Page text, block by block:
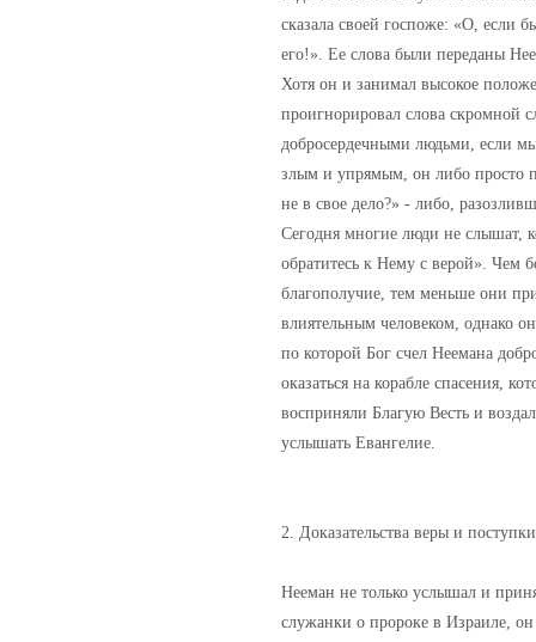
сказала своей госпоже: «О, если
его!». Ее слова были переданы
Хотя он и занимал высокое
проигнорировал слова скромной
добросердечными людьми, если
злым и упрямым, он либо просто
не в свое дело?» - либо,
Сегодня многие люди не слышат,
обратитесь к Нему с верой». Чем
благополучие, тем меньше они
влиятельным человеком, однако
по которой Бог счел Неемана
оказаться на корабле спасения,
восприняли Благую Весть и
услышать Евангелие.
2. Доказательства веры и
Нееман не только услышал и
служанки о пророке в Израиле,